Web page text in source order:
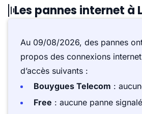
Les pannes internet à
Au 09/08/2026, des pannes
propos des connexions
d’accès suivants :
Bouygues Telecom :
Free : aucune panne